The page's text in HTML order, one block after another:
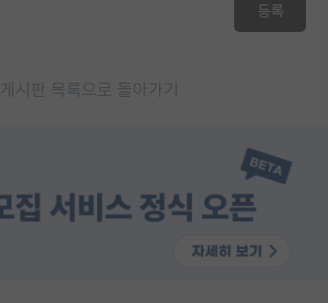
등록
게시판 목록으로 돌아가기